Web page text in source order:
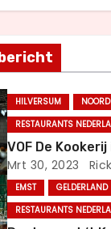
HILVERSUM
RESTAURANTS
VOF De
Mrt 30, 2023 Rick
EMST
GELDERLAND
RESTAURANTS